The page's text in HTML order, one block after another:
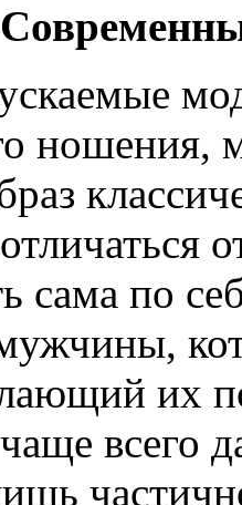
ношения,
сама по
их
всего